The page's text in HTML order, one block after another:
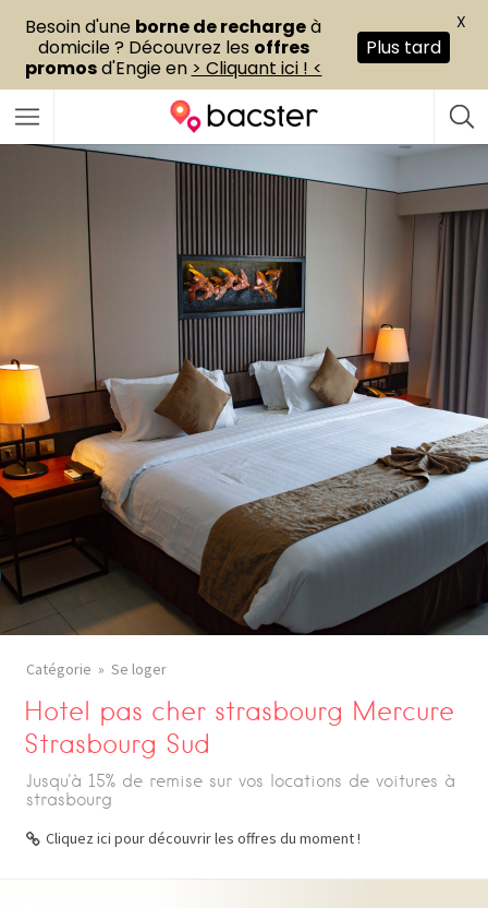
Catégorie Se loger
Hotel pas cher strasbourg Mercure
Strasbourg Sud
Jusqu'à 15% de remise sur vos locations de voitures à
strasbourg
Cliquez ici pour découvrir les offres du moment !
Besoin d'une borne de rechargeà
domicile ? Découvrez les offres
promosd'Engie en > Cliquant ici ! <
Plus tard
X